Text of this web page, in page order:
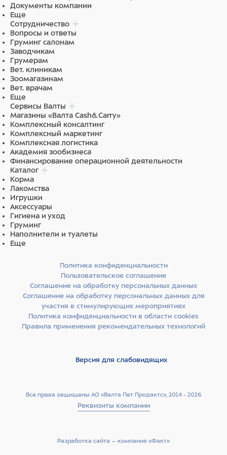
Ингредиенты
Состав: утка (100%)
Документы компании
Еще
Сотрудничество
Вопросы и ответы
Груминг салонам
Заводчикам
Грумерам
Вет. клиникам
Зоомагазинам
Вет. врачам
Еще
Сервисы Валты
Магазины «Валта Cash&Carry»
Комплексный консалтинг
Комплексный маркетинг
Комплексная логистика
Академия зообизнеса
Финансирование операционной деятельности
Каталог
Корма
Лакомства
Игрушки
Аксессуары
Гигиена и уход
Груминг
Наполнители и туалеты
Еще
Все права защищены АО «Валта Пет Продактс», 2014 - 2026
Реквизиты компании
Политика конфиденциальности
Пользовательское соглашение
Соглашение на обработку персональных данных
Соглашение на обработку персональных данных для
участия в стимулирующих мероприятиях
Политика конфиденциальности в области cookies
Правила применения рекомендательных технологий
Версия для слабовидящих
Разработка сайта –­ компания «Факт»